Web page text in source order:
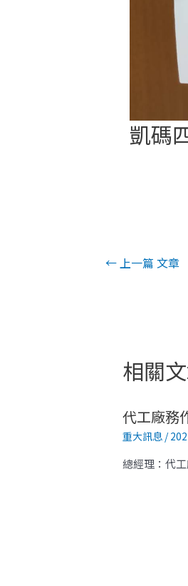
凱碼
←上一篇 文章
相關
代工廠務
重大訊息 /
總經理：代